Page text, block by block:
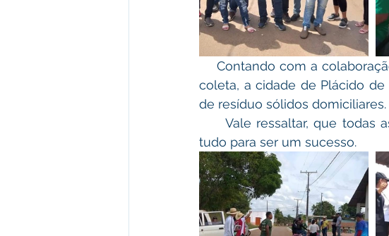
coleta, a cidade de Plácido
de resíduo sólidos domiciliares.
tudo para ser um sucesso.